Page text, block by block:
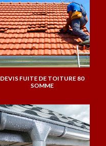
DEVIS FUITE DE TOITURE 80
SOMME